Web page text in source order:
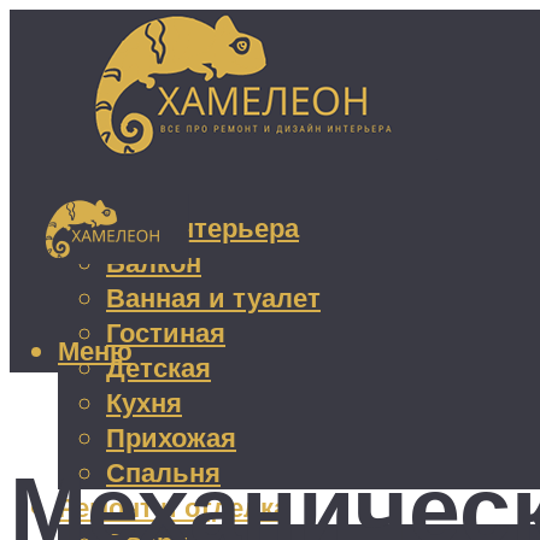
Дизайн интерьера
Балкон
Ванная и туалет
Гостиная
Детская
Кухня
Прихожая
Спальня
Ремонт и отделка
Меню